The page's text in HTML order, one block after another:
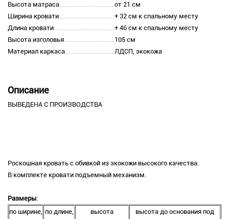
Высота матраса
от 21 см
Ширина кровати
+ 32 см к спальному месту
Длина кровати
+ 46 см к спальному месту
Высота изголовья
105 см
Материал каркаса
ЛДСП, экокожа
Описание
ВЫВЕДЕНА С ПРОИЗВОДСТВА
Роскошная кровать с обивкой из экокожи высокого качества.
В комплекте кровати подъемный механизм.
Размеры:
по ширине, по длине,
высота
высота до основания под